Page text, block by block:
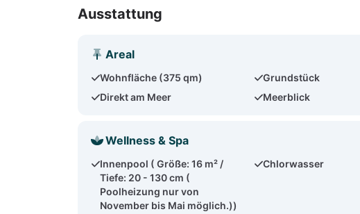
Ausstattung
Areal
Wohnfläche (375 qm) Grundstück
Direkt am Meer
Meerblick
Wellness & Spa
Innenpool ( Größe: 16 m² /
Tiefe: 20 - 130 cm (
Poolheizung nur von
November bis Mai möglich.))
Chlorwasser